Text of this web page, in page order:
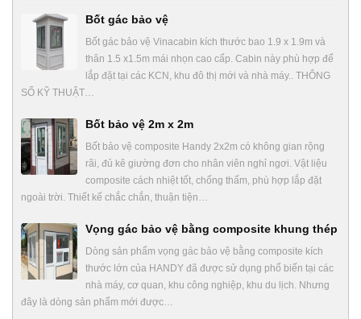
Bốt gác bảo vệ
Bốt gác bảo vệ Vinacabin kích thước bao 1.9 x 1.9m và
thân 1.5 x1.5m mái nhọn cao cấp. Cabin này phù hợp để
lắp đặt tại các KCN, khu đô thị mới và nhà máy.. THÔNG
SỐ KỸ THUẬT…
Bốt bảo vệ 2m x 2m
Bốt bảo vệ composite Handy 2x2m có không gian rộng
rãi, đủ kê giường đơn cho nhân viên nghỉ ngơi. Vật liệu
composite cách nhiệt tốt, chống thấm, phù hợp lắp đặt
ngoài trời. Thiết kế chắc chắn, thuận tiện…
Vọng gác bảo vệ bằng composite khung thép
Dòng sản phẩm vọng gác bảo vệ bằng composite kích
thước lớn của HANDY đã được sử dụng phổ biến tại các
nhà máy, cơ quan, khu công nghiệp, khu du lịch. Nhưng
đây là dòng sản phẩm mới được…